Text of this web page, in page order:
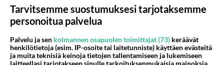
Mersuthan oli 124 korimallia. Nykyiset Mersut
tuppaavat olemaan enemmän pajalla kuin
Muuten olen sitä mieltä, että oikeat AUTOT
Tarvitsemme suostumuksesi tarjotaksemme
personoitua palvelua
Palvelu ja sen kolmannen osapuolen toimittajat (73) keräävät
henkilötietoja (esim. IP-osoite tai laitetunniste) käyttäen evästeitä
ja muita teknisiä keinoja tietojen tallentamiseen ja lukemiseen
laitteellasi tarjotakseen sinulle tarkoituksenmukaisia mainoksia